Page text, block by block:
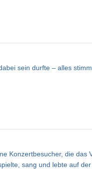
sein durfte – alles
Konzertbesucher, die
sang und lebte auf